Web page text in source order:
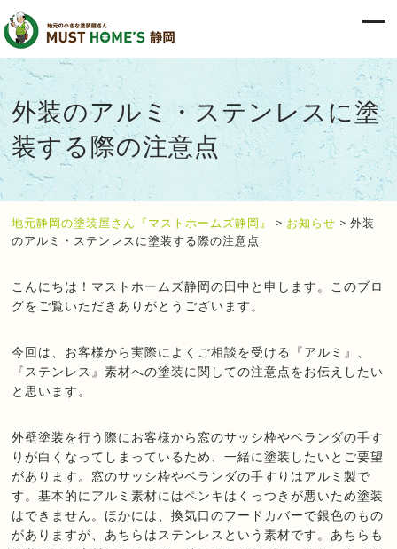
外装のアルミ・ステンレスに塗
装する際の注意点
地元静岡の塗装屋さん『マストホームズ静岡』 > お知らせ >外装
のアルミ・ステンレスに塗装する際の注意点
こんにちは！マストホームズ静岡の田中と申します。このブロ
グをご覧いただきありがとうございます。
今回は、お客様から実際によくご相談を受ける『アルミ』、
『ステンレス』素材への塗装に関しての注意点をお伝えしたい
と思います。
外壁塗装を行う際にお客様から窓のサッシ枠やベランダの手す
りが白くなってしまっているため、一緒に塗装したいとご要望
があります。窓のサッシ枠やベランダの手すりはアルミ製で
す。基本的にアルミ素材にはペンキはくっつきが悪いため塗装
はできません。ほかには、換気口のフードカバーで銀色のもの
がありますが、あちらはステンレスという素材です。あちらも